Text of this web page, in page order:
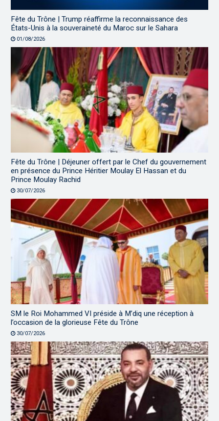
Fête du Trône | Trump réaffirme la reconnaissance des
États-Unis à la souveraineté du Maroc sur le Sahara
01/08/2026
Fête du Trône | Déjeuner offert par le Chef du gouvernement
en présence du Prince Héritier Moulay El Hassan et du
Prince Moulay Rachid
30/07/2026
SM le Roi Mohammed VI préside à M’diq une réception à
l’occasion de la glorieuse Fête du Trône
30/07/2026